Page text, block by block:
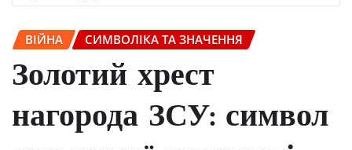
ВІЙНА СИМВОЛІКА ТА ЗНАЧЕННЯ
Золотий хрест
нагорода ЗСУ: символ